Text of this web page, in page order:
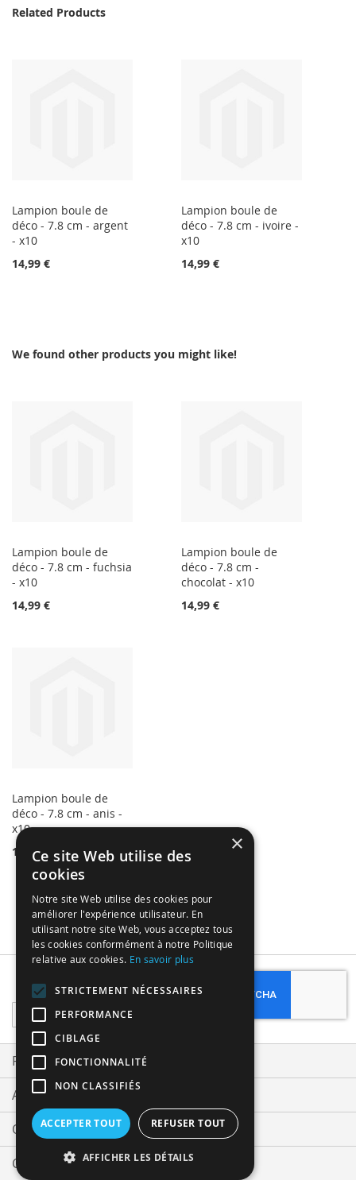
Related Products
Lampion boule de
déco - 7.8 cm - argent
- x10
14,99 €
Lampion boule de
déco - 7.8 cm - ivoire -
x10
14,99 €
We found other products you might like!
Lampion boule de
déco - 7.8 cm - fuchsia
- x10
14,99 €
Lampion boule de
déco - 7.8 cm -
chocolat - x10
14,99 €
Lampion boule de
déco - 7.8 cm - anis -
x10
14,99 €
Sign
Up
for
Our
Newsletter:
Subscribe
Privacy and Cookie Policy
Advanced Search
Orders and Returns
Contact Us
×
Ce site Web utilise des
cookies
Notre site Web utilise des cookies pour
améliorer l'expérience utilisateur. En
utilisant notre site Web, vous acceptez tous
les cookies conformément à notre Politique
relative aux cookies. En savoir plus
STRICTEMENT NÉCESSAIRES
PERFORMANCE
CIBLAGE
FONCTIONNALITÉ
NON CLASSIFIÉS
ACCEPTER TOUT REFUSER TOUT
AFFICHER LES DÉTAILS